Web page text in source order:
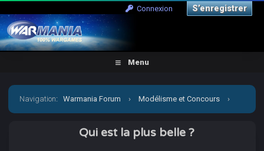
Connexion S’enregistrer
Menu
Navigation:Warmania Forum › Modélisme et Concours ›
› [CCCP] Vient par la mon petit Jojo!
Qui est la plus belle ?